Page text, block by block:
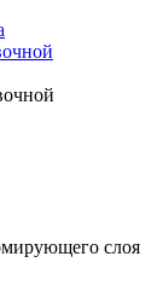
слоя